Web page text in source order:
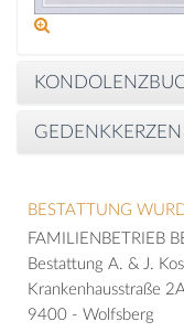
GEDENKKERZEN
BESTATTUNG
FAMILIENBETRIEB
Bestattung A. & J.
Krankenhausstraße 2A
9400 - Wolfsberg